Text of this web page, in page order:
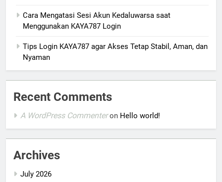
Cara Mengatasi Sesi Akun Kedaluwarsa saat
Menggunakan KAYA787 Login
Tips Login KAYA787 agar Akses Tetap Stabil, Aman, dan
Nyaman
Recent Comments
A WordPress Commenteron Hello world!
Archives
July 2026